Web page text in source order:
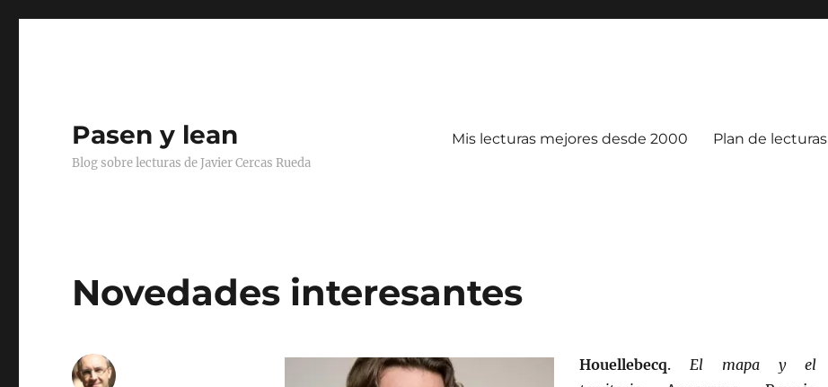
Pasen y lean
Blog sobre lecturas de Javier Cercas Rueda
Mis lecturas mejores desde 2000 Plan de lecturas
Novedades interesantes
Houellebecq. El mapa y el